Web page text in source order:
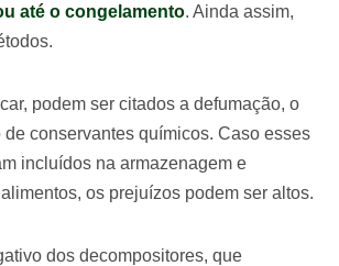
até o congelamento. Ainda assim,
podem ser citados a defumação, o
de conservantes químicos. Caso esses
incluídos na armazenagem e
os prejuízos podem ser altos.
dos decompositores, que